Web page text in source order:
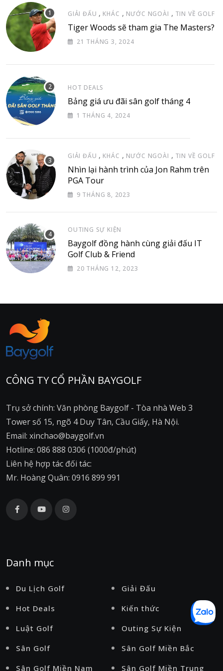
GIẢI ĐẤU , KHÁC , NƯỚC NGOÀI , TIN VỀ GOLF
Tiger Woods sẽ tham gia The Masters?
21 THÁNG 3, 2024
HOT DEALS
Bảng giá ưu đãi sân golf tháng 4
1 THÁNG 4, 2024
GIẢI ĐẤU , KHÁC , NƯỚC NGOÀI , TIN VỀ GOLF
Nhìn lại hành trình của Jon Rahm trên
PGA Tour
9 THÁNG 8, 2023
OUTING SỰ KIỆN
Baygolf đồng hành cùng giải đấu IT
Golf Club & Friend
20 THÁNG 12, 2023
CÔNG TY CỔ PHẦN BAYGOLF
Trụ sở chính: Văn phòng Baygolf - Tòa nhà Web 3
Tower số 15, ngõ 4 Duy Tân, Cầu Giấy, Hà Nội.
Email: xinchao@baygolf.vn
Hotline: 086 888 0306 (1000đ/phút)
Liên hệ hợp tác đối tác:
Mr. Hoàng Quân: 0916 899 991
Danh mục
Du Lịch Golf
Giải Đấu
Hot Deals
Kiến thức
Luật Golf
Outing Sự Kiện
Sân Golf
Sân Golf Miền Bắc
Sân Golf Miền Nam
Sân Golf Miền Trung